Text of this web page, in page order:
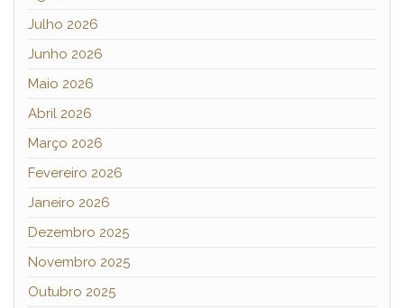
Julho 2026
Junho 2026
Maio 2026
Abril 2026
Março 2026
Fevereiro 2026
Janeiro 2026
Dezembro 2025
Novembro 2025
Outubro 2025